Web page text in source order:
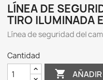
LÍNEA DE
TIRO ILUMINADA
Línea de seguridad del
Cantidad
